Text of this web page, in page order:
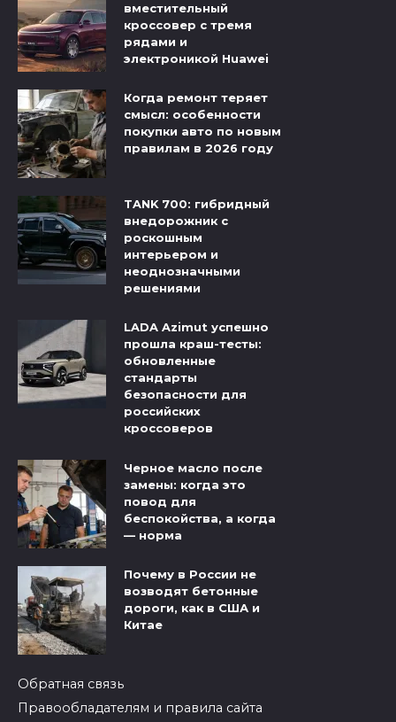
вместительный
кроссовер с тремя
рядами и
электроникой Huawei
Когда ремонт теряет
смысл: особенности
покупки авто по новым
правилам в 2026 году
TANK 700: гибридный
внедорожник с
роскошным
интерьером и
неоднозначными
решениями
LADA Azimut успешно
прошла краш-тесты:
обновленные
стандарты
безопасности для
российских
кроссоверов
Черное масло после
замены: когда это
повод для
беспокойства, а когда
— норма
Почему в России не
возводят бетонные
дороги, как в США и
Китае
Обратная связь
Правообладателям и правила сайта